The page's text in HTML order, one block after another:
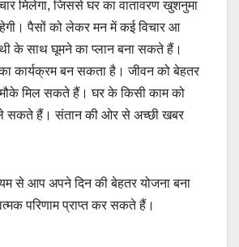
मिलेगा, जिससे घर का वातावरण खुशनुमा
पैसों को लेकर मन में कई विचार आ
के साथ घूमने का प्लान बना सकते हैं।
कार्यक्रम बन सकता है। जीवन को बेहतर
मिल सकते हैं। घर के किसी काम को
सकते हैं। संतान की ओर से अच्छी खबर
से आप अपने दिन की बेहतर योजना बना
परिणाम प्राप्त कर सकते हैं।